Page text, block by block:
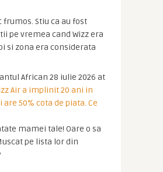
frumos. Stiu ca au fost
pe vremea cand Wizz era
si zona era considerata
African 28 iulie 2026 at
Air a implinit 20 ani in
are 50% cota de piata. Ce
mamei tale! Oare o sa
pe lista lor din